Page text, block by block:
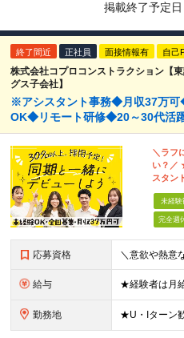
掲載終了予定日
終了間近 正社員 面接情報有 自己
株式会社コプロコンストラクション【
グス子会社】
※アシスタント事務◆月収37万
OK◆リモート研修◆20～30代活
＼ラフ
い？／
スタン
未経験
完全週
応募資格
給与
勤務地